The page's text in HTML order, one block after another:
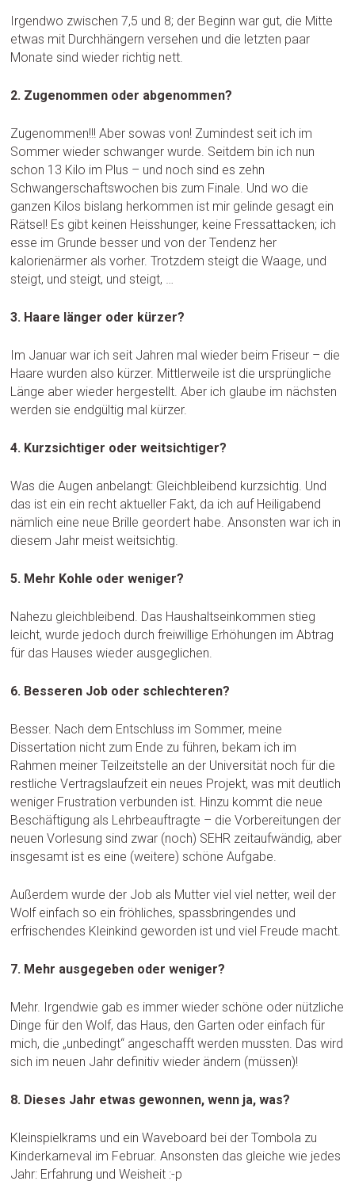
Irgendwo zwischen 7,5 und 8; der Beginn war gut, die Mitte
etwas mit Durchhängern versehen und die letzten paar
Monate sind wieder richtig nett.
2. Zugenommen oder abgenommen?
Zugenommen!!! Aber sowas von! Zumindest seit ich im
Sommer wieder schwanger wurde. Seitdem bin ich nun
schon 13 Kilo im Plus – und noch sind es zehn
Schwangerschaftswochen bis zum Finale. Und wo die
ganzen Kilos bislang herkommen ist mir gelinde gesagt ein
Rätsel! Es gibt keinen Heisshunger, keine Fressattacken; ich
esse im Grunde besser und von der Tendenz her
kalorienärmer als vorher. Trotzdem steigt die Waage, und
steigt, und steigt, und steigt, …
3. Haare länger oder kürzer?
Im Januar war ich seit Jahren mal wieder beim Friseur – die
Haare wurden also kürzer. Mittlerweile ist die ursprüngliche
Länge aber wieder hergestellt. Aber ich glaube im nächsten
werden sie endgültig mal kürzer.
4. Kurzsichtiger oder weitsichtiger?
Was die Augen anbelangt: Gleichbleibend kurzsichtig. Und
das ist ein ein recht aktueller Fakt, da ich auf Heiligabend
nämlich eine neue Brille geordert habe. Ansonsten war ich in
diesem Jahr meist weitsichtig.
5. Mehr Kohle oder weniger?
Nahezu gleichbleibend. Das Haushaltseinkommen stieg
leicht, wurde jedoch durch freiwillige Erhöhungen im Abtrag
für das Hauses wieder ausgeglichen.
6. Besseren Job oder schlechteren?
Besser. Nach dem Entschluss im Sommer, meine
Dissertation nicht zum Ende zu führen, bekam ich im
Rahmen meiner Teilzeitstelle an der Universität noch für die
restliche Vertragslaufzeit ein neues Projekt, was mit deutlich
weniger Frustration verbunden ist. Hinzu kommt die neue
Beschäftigung als Lehrbeauftragte – die Vorbereitungen der
neuen Vorlesung sind zwar (noch) SEHR zeitaufwändig, aber
insgesamt ist es eine (weitere) schöne Aufgabe.
Außerdem wurde der Job als Mutter viel viel netter, weil der
Wolf einfach so ein fröhliches, spassbringendes und
erfrischendes Kleinkind geworden ist und viel Freude macht.
7. Mehr ausgegeben oder weniger?
Mehr. Irgendwie gab es immer wieder schöne oder nützliche
Dinge für den Wolf, das Haus, den Garten oder einfach für
mich, die „unbedingt“ angeschafft werden mussten. Das wird
sich im neuen Jahr definitiv wieder ändern (müssen)!
8. Dieses Jahr etwas gewonnen, wenn ja, was?
Kleinspielkrams und ein Waveboard bei der Tombola zu
Kinderkarneval im Februar. Ansonsten das gleiche wie jedes
Jahr: Erfahrung und Weisheit :-p